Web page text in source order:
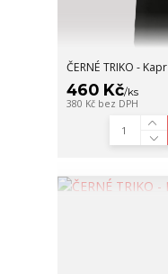
ČERNÉ TRIKO - Kapr
460 Kč/ks
380 Kč bez DPH